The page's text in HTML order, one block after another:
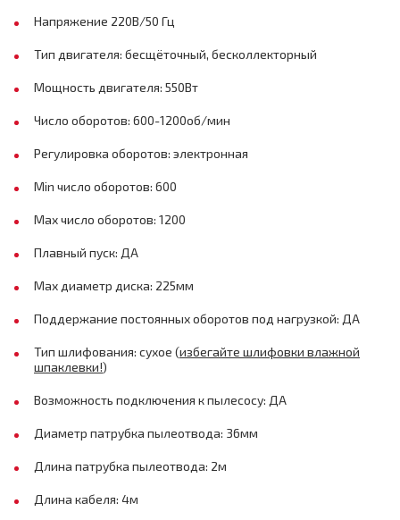
Напряжение 220В/50 Гц
Тип двигателя: бесщёточный, бесколлекторный
Мощность двигателя: 550Вт
Число оборотов: 600-1200об/мин
Регулировка оборотов: электронная
Min число оборотов: 600
Max число оборотов: 1200
Плавный пуск: ДА
Max диаметр диска: 225мм
Поддержание постоянных оборотов под нагрузкой: ДА
Тип шлифования: сухое (избегайте шлифовки влажной
шпаклевки!)
Возможность подключения к пылесосу: ДА
Диаметр патрубка пылеотвода: 36мм
Длина патрубка пылеотвода: 2м
Длина кабеля: 4м